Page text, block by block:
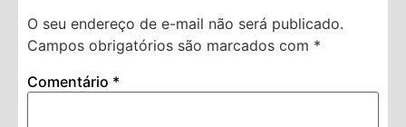
O seu endereço de e-mail não será publicado.
Campos obrigatórios são marcados com *
Comentário *